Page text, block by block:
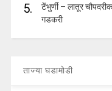
5.
टेंभुर्णी – लातूर
गडकरी
ताज्या घडामोडी